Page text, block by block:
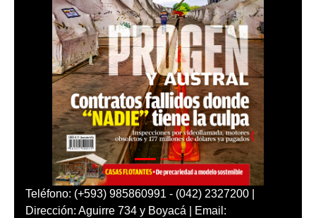
Teléfono: (+593) 985860991 - (042) 2327200 |
Dirección: Aguirre 734 y Boyacá | Email: